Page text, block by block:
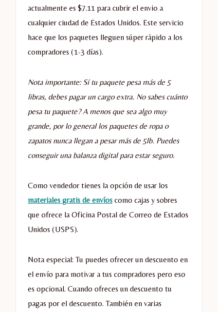
actualmente es $7.11 para cubrir el envio a
cualquier ciudad de Estados Unidos. Este servicio
hace que los paquetes lleguen súper rápido a los
compradores (1-3 días).
Nota importante: Sí tu paquete pesa más de 5
libras, debes pagar un cargo extra. No sabes cuánto
pesa tu paquete? A menos que sea algo muy
grande, por lo general los paquetes de ropa o
zapatos nunca llegan a pesar más de 5lb. Puedes
conseguir una balanza digital para estar seguro.
Como vendedor tienes la opción de usar los
materiales gratis de envíos como cajas y sobres
que ofrece la Oficina Postal de Correo de Estados
Unidos (USPS).
Nota especial: Tu puedes ofrecer un descuento en
el envío para motivar a tus compradores pero eso
es opcional. Cuando ofreces un descuento tu
pagas por el descuento. También en varias